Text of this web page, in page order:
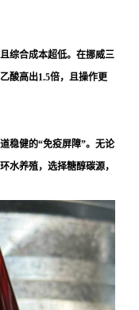
综合成本超低。在挪威三
酸高出1.5倍，且操作更
稳健的“免疫屏障”。无论
水养殖，选择糖醇碳源，